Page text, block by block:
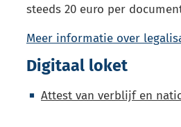
steeds 20 euro per
Meer informatie over
Digitaal loket
Attest van verblijf en